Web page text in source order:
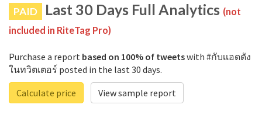
PAID Last 30 Days Full Analytics (not
included in RiteTag Pro)
Purchase a report based on 100% of tweetswith #กับเเอดดัง
ในทวิตเตอร์ posted in the last 30 days.
Calculate price
View sample report